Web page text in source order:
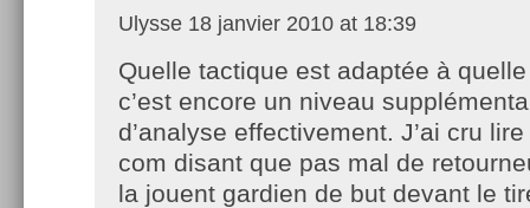
Ulysse 18 janvier 2010 at 18:39
Quelle tactique est adaptée à
c’est encore un niveau
d’analyse effectivement. J’ai cru
com disant que pas mal de
la jouent gardien de but devant le